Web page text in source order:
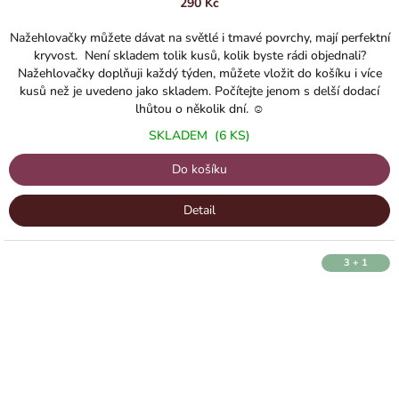
Nažehlovačky můžete dávat na světlé i tmavé povrchy, mají perfektní
kryvost. Není skladem tolik kusů, kolik byste rádi objednali?
Nažehlovačky doplňuji každý týden, můžete vložit do košíku i více
kusů než je uvedeno jako skladem. Počítejte jenom s delší dodací
lhůtou o několik dní. ☺️
SKLADEM (6 KS)
Do košíku
Detail
3 + 1